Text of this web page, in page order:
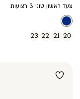
צעד ראשון טוני 3 רצועות
20
21
22
23